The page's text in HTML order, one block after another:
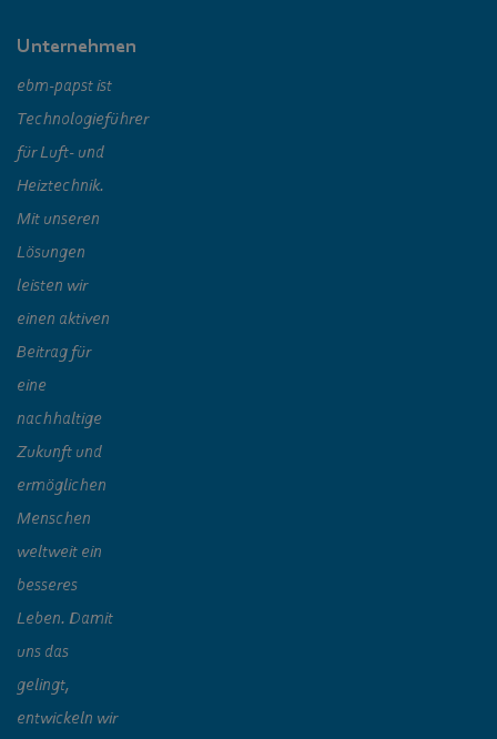
Unternehmen
ebm‑papst ist
Technologieführer
für Luft- und
Heiztechnik.
Mit unseren
Lösungen
leisten wir
einen aktiven
Beitrag für
eine
nachhaltige
Zukunft und
ermöglichen
Menschen
weltweit ein
besseres
Leben. Damit
uns das
gelingt,
entwickeln wir